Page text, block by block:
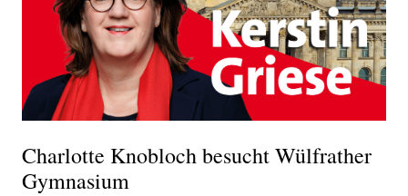
Zum Inhalt springen
Charlotte Knobloch besucht Wülfrather
Gymnasium